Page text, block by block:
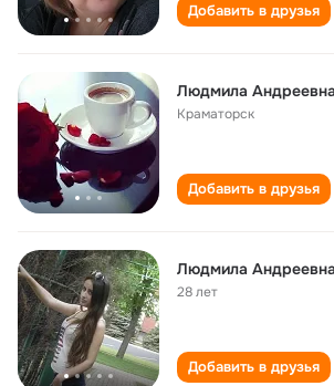
Добавить в друзья
Людмила Андреевна
Краматорск
Добавить в друзья
Людмила Андреевна
28 лет
Добавить в друзья